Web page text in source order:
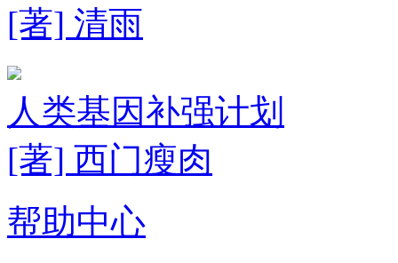
[著] 清雨
人类基因补强计划
[著] 西门瘦肉
帮助中心